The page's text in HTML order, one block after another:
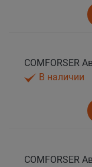
В наличии